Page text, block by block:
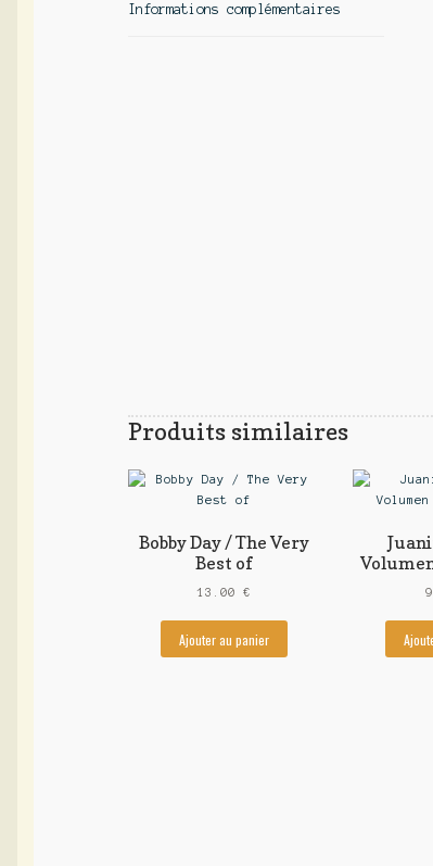
Informations complémentaires
Produits similaires
Bobby Day / The Very
Best of
13.00 €
Ajouter au panier